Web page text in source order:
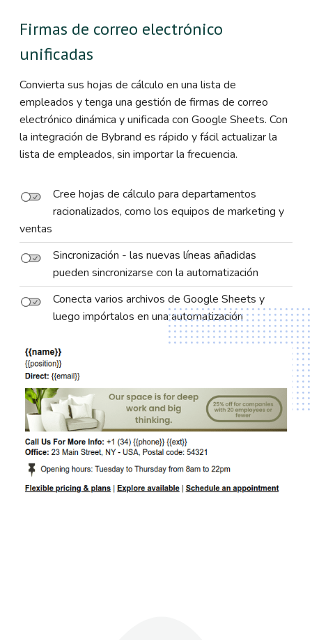
Firmas de correo electrónico
unificadas
Convierta sus hojas de cálculo en una lista de
empleados y tenga una gestión de firmas de correo
electrónico dinámica y unificada con Google Sheets. Con
la integración de Bybrand es rápido y fácil actualizar la
lista de empleados, sin importar la frecuencia.
Cree hojas de cálculo para departamentos
racionalizados, como los equipos de marketing y
ventas
Sincronización - las nuevas líneas añadidas
pueden sincronizarse con la automatización
Conecta varios archivos de Google Sheets y
luego impórtalos en una automatización